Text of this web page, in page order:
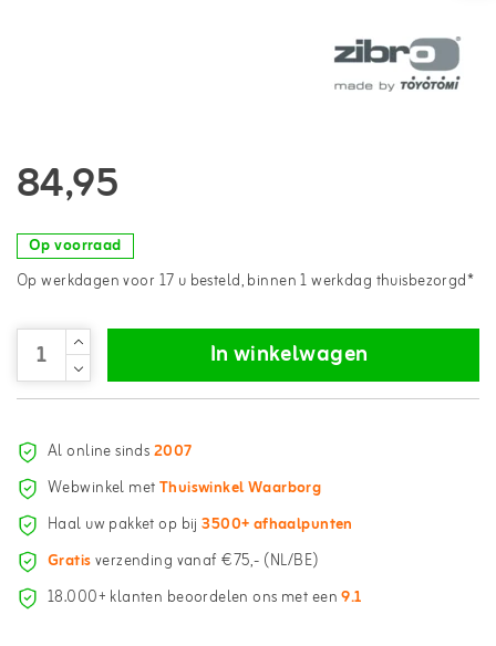
84,95
Op voorraad
Op werkdagen voor 17 u besteld, binnen 1 werkdag thuisbezorgd*
In winkelwagen
Al online sinds2007
Webwinkel metThuiswinkel Waarborg
Haal uw pakket op bij3500+ afhaalpunten
Gratisverzending vanaf €75,- (NL/BE)
18.000+ klanten beoordelen ons met een9.1